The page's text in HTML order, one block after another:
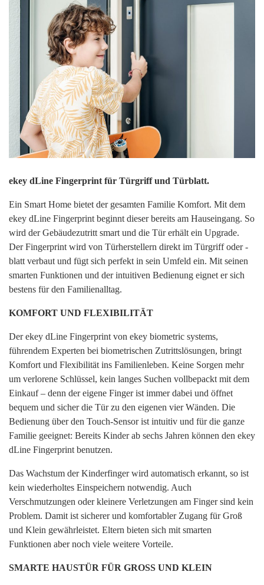
ekey dLine Fingerprint für Türgriff und Türblatt.
Ein Smart Home bietet der gesamten Familie Komfort. Mit dem
ekey dLine Fingerprint beginnt dieser bereits am Hauseingang. So
wird der Gebäudezutritt smart und die Tür erhält ein Upgrade.
Der Fingerprint wird von Türherstellern direkt im Türgriff oder -
blatt verbaut und fügt sich perfekt in sein Umfeld ein. Mit seinen
smarten Funktionen und der intuitiven Bedienung eignet er sich
bestens für den Familienalltag.
KOMFORT UND FLEXIBILITÄT
Der ekey dLine Fingerprint von ekey biometric systems,
führendem Experten bei biometrischen Zutrittslösungen, bringt
Komfort und Flexibilität ins Familienleben. Keine Sorgen mehr
um verlorene Schlüssel, kein langes Suchen vollbepackt mit dem
Einkauf – denn der eigene Finger ist immer dabei und öffnet
bequem und sicher die Tür zu den eigenen vier Wänden. Die
Bedienung über den Touch-Sensor ist intuitiv und für die ganze
Familie geeignet: Bereits Kinder ab sechs Jahren können den ekey
dLine Fingerprint benutzen.
Das Wachstum der Kinderfinger wird automatisch erkannt, so ist
kein wiederholtes Einspeichern notwendig. Auch
Verschmutzungen oder kleinere Verletzungen am Finger sind kein
Problem. Damit ist sicherer und komfortabler Zugang für Groß
und Klein gewährleistet. Eltern bieten sich mit smarten
Funktionen aber noch viele weitere Vorteile.
SMARTE HAUSTÜR FÜR GROSS UND KLEIN